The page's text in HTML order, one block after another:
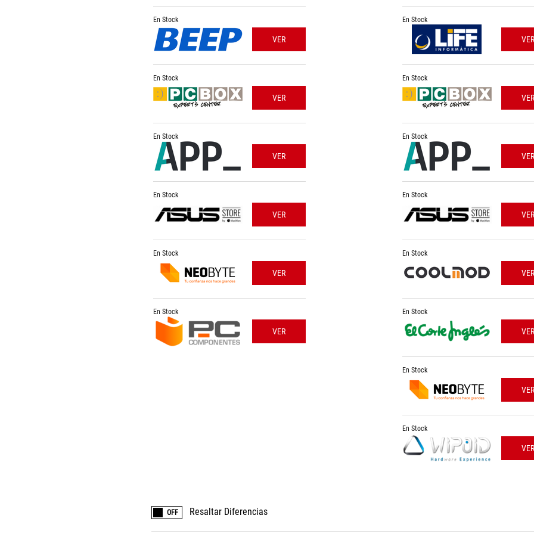
En Stock
VER
En Stock
VER
En Stock
VER
En Stock
VER
En Stock
VER
En Stock
VER
En Stock
VER
En Stock
VER
En Stock
VER
En Stock
VER
En Stock
VER
En Stock
VER
En Stock
VER
En Stock
VER
OFF Resaltar Diferencias